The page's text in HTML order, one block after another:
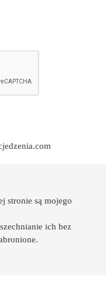
stronie są mojego
ich bez